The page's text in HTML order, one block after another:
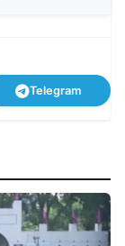
Telegram